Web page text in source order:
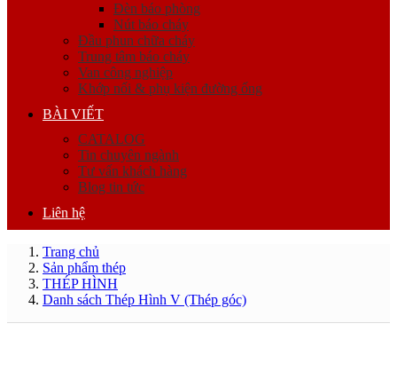
Đèn báo phòng
Nút báo cháy
Đầu phun chữa cháy
Trung tâm báo cháy
Van công nghiệp
Khớp nối & phụ kiện đường ống
BÀI VIẾT
CATALOG
Tin chuyên ngành
Tư vấn khách hàng
Blog tin tức
Liên hệ
Trang chủ
Sản phẩm thép
THÉP HÌNH
Danh sách Thép Hình V (Thép góc)